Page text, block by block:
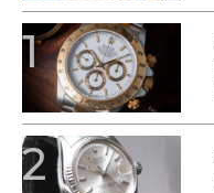
1
2